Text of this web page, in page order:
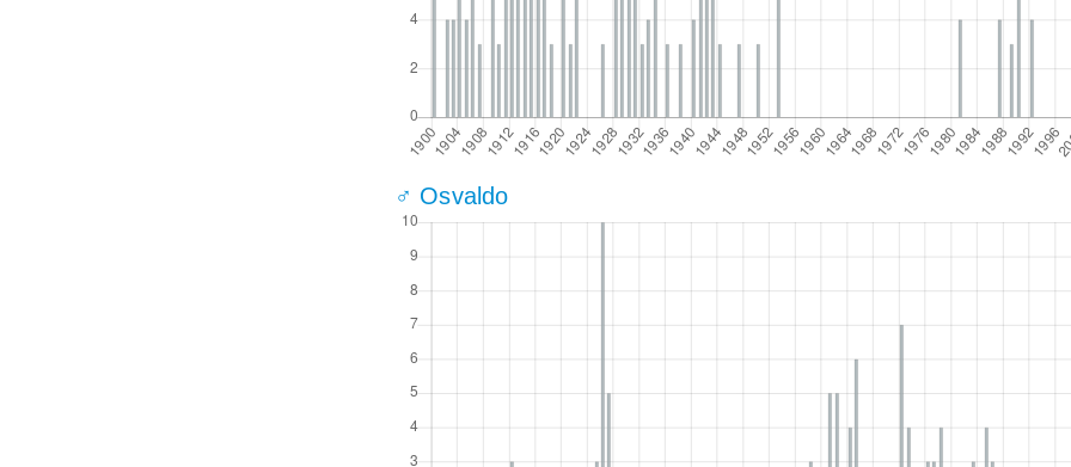
♂ Osvaldo